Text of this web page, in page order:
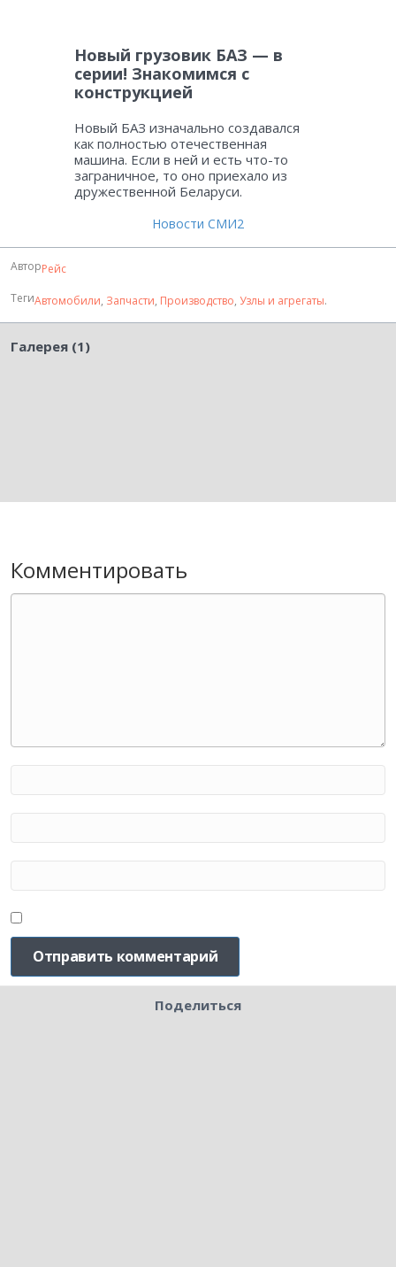
Новый грузовик БАЗ — в
серии! Знакомимся с
конструкцией
Новый БАЗ изначально создавался
как полностью отечественная
машина. Если в ней и есть что-то
заграничное, то оно приехало из
дружественной Беларуси.
Новости СМИ2
АвторРейс
ТегиАвтомобили, Запчасти, Производство, Узлы и агрегаты.
Галерея (1)
Комментировать
Поделиться